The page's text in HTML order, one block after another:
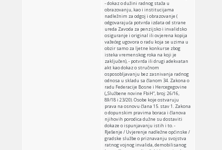
- dokaz o dužini radnog staža u
obrazovanju, kao i institucijama
nadležnim za odgoj i obrazovanje (
odgovarajuća potvrda izdata od strane
ureda Zavoda za penzijsko i invalidsko
osiguranje i original ili ovjerena kopija
važećeg ugovora o radu koja se uzima u
obzir samo za ljetne konkurse zbog
isteka vremenskog roka na koji je
zaključen), - potvrda ili drugi adekvatan
akt kao dokaz o stručnom
osposobljavanju bez zasnivanja radnog
odnosa u skladu sa članom 34. Zakona o
radu Federacije Bosne i Hercegegovine
(„Službene novine FbiH“, broj: 26/16,
89/18 i 23/20). Osobe koje ostvaruju
prava na osnovu člana 15. stav 1. Zakona
o dopunskim pravima boraca i članova
njihovih porodica dužne su dostaviti
dokaze o ispunjavanju istih i to. -
Rješenje / Uvjerenje nadležne općinske /
gradske službe o priznavanju svojstva
ratnog vojnog invalida, demobilisanog